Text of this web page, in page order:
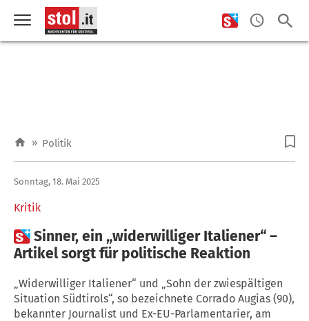
» Politik
Kritik
Sonntag, 18. Mai 2025
Sinner, ein „widerwilliger Italiener“ –
Artikel sorgt für politische Reaktion
„Widerwilliger Italiener“ und „Sohn der zwiespältigen
Situation Südtirols“, so bezeichnete Corrado Augias (90),
bekannter Journalist und Ex-EU-Parlamentarier, am